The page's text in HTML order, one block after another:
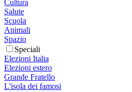
Cultura
Salute
Scuola
Animali
Spazio
Speciali
Elezioni Italia
Elezioni estero
Grande Fratello
L'isola dei famosi